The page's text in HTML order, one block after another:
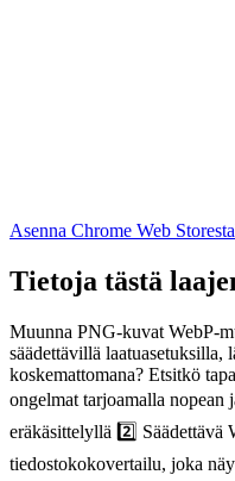
Asenna Chrome Web Storesta
Tietoja tästä
Muunna PNG-kuvat WebP-
säädettävillä
koskemattomana? Etsitkö
ongelmat tarjoamalla nopean
eräkäsittelyllä 2️⃣ Säädettävä
tiedostokokovertailu, joka